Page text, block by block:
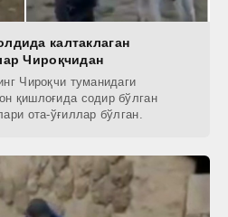
калтаклаган
Чироқчидан
Чироқчи туманидаги
қишлоғида содир бўлган
ота-ўғиллар бўлган.